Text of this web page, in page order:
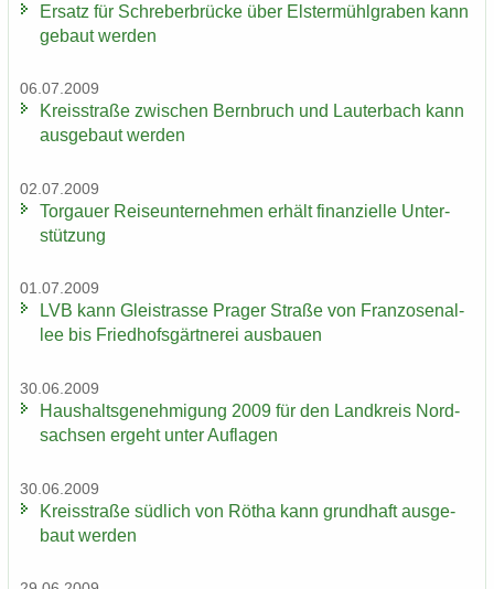
Er­satz für Schre­ber­brü­cke über Els­ter­mühl­gra­ben kann
ge­baut wer­den
06.07.2009
Kreis­stra­ße zwi­schen Bern­bruch und Lau­ter­bach kann
aus­ge­baut wer­den
02.07.2009
Tor­gau­er Rei­se­un­ter­neh­men er­hält fi­nan­zi­el­le Un­ter­
stüt­zung
01.07.2009
LVB kann Gleis­tras­se Pra­ger Stra­ße von Fran­zo­sen­al­
lee bis Fried­hofs­gärt­ne­rei aus­bau­en
30.06.2009
Haus­halts­ge­neh­mi­gung 2009 für den Land­kreis Nord­
sach­sen er­geht unter Auf­la­gen
30.06.2009
Kreis­stra­ße süd­lich von Rötha kann grund­haft aus­ge­
baut wer­den